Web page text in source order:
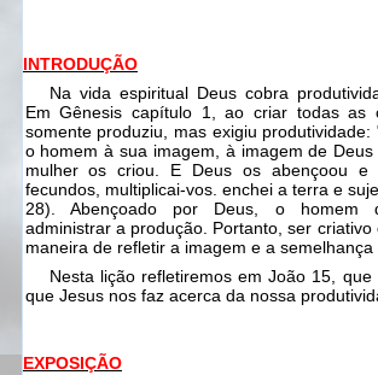
INTRODUÇÃO
Na vida espiritual Deus cobra
Em Gênesis capítulo 1, ao criar todas as
somente produziu, mas exigiu produtividade:
o homem à sua imagem, à imagem de
mulher os criou. E Deus os abençoou e
fecundos, multiplicai-vos. enchei a terra e
28). Abençoado por Deus, o homem
administrar a produção. Portanto, ser
maneira de refletir a imagem e a
Nesta lição refletiremos em João 15,
que Jesus nos faz acerca da nossa
EXPOSIÇÃO